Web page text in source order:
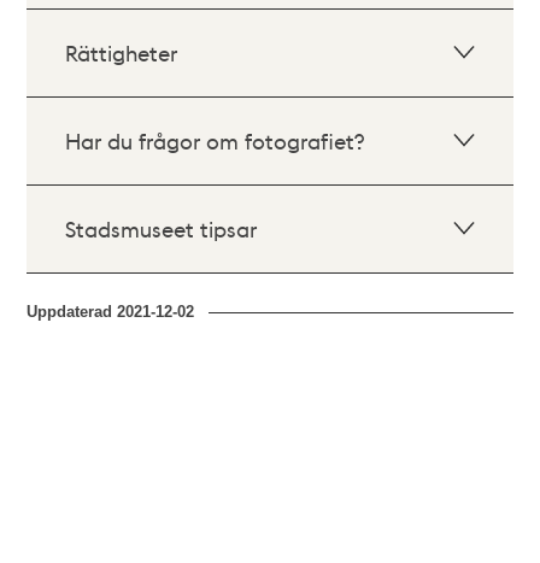
Rättigheter
Har du frågor om fotografiet?
Stadsmuseet tipsar
Uppdaterad2021-12-02